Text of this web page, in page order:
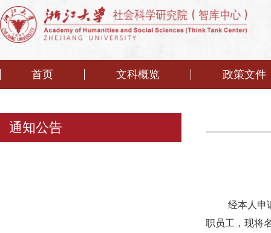
首页 文科概览 政策文件
通知公告
经本人申
职员工，现将